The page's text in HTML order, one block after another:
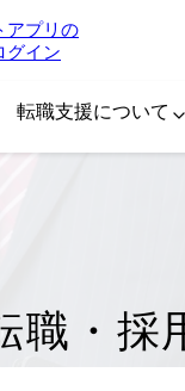
アプリの
グイン
転職支援について
職・採